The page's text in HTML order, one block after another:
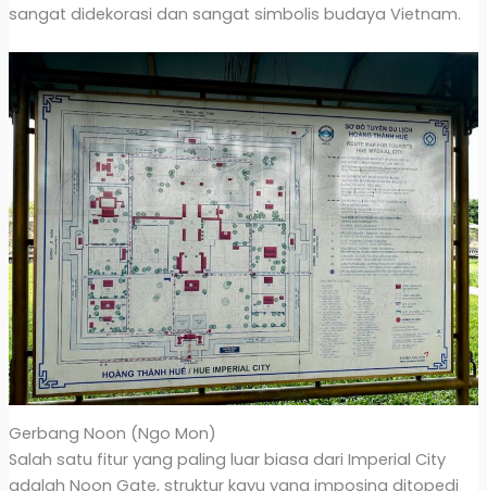
sangat didekorasi dan sangat simbolis budaya Vietnam.
Gerbang Noon (Ngo Mon)
Salah satu fitur yang paling luar biasa dari Imperial City
adalah Noon Gate, struktur kayu yang imposing ditopedi